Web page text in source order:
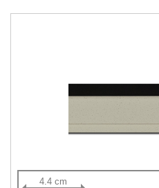
4.4 cm